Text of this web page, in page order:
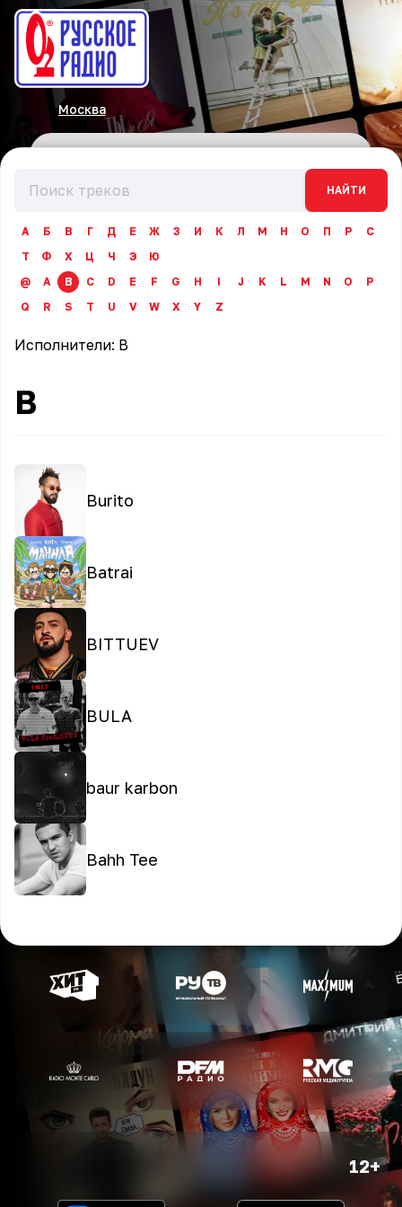
Москва
НАЙТИ
А Б В Г Д Е Ж З И К Л М Н О П Р
С
Т
Ф Х Ц Ч Э
Ю
@
A B C D E F G H I J K L M N O
P
Q
R S T U V W X Y Z
Исполнители: B
B
Burito
Batrai
BITTUEV
BULA
baur karbon
Bahh Tee
12+